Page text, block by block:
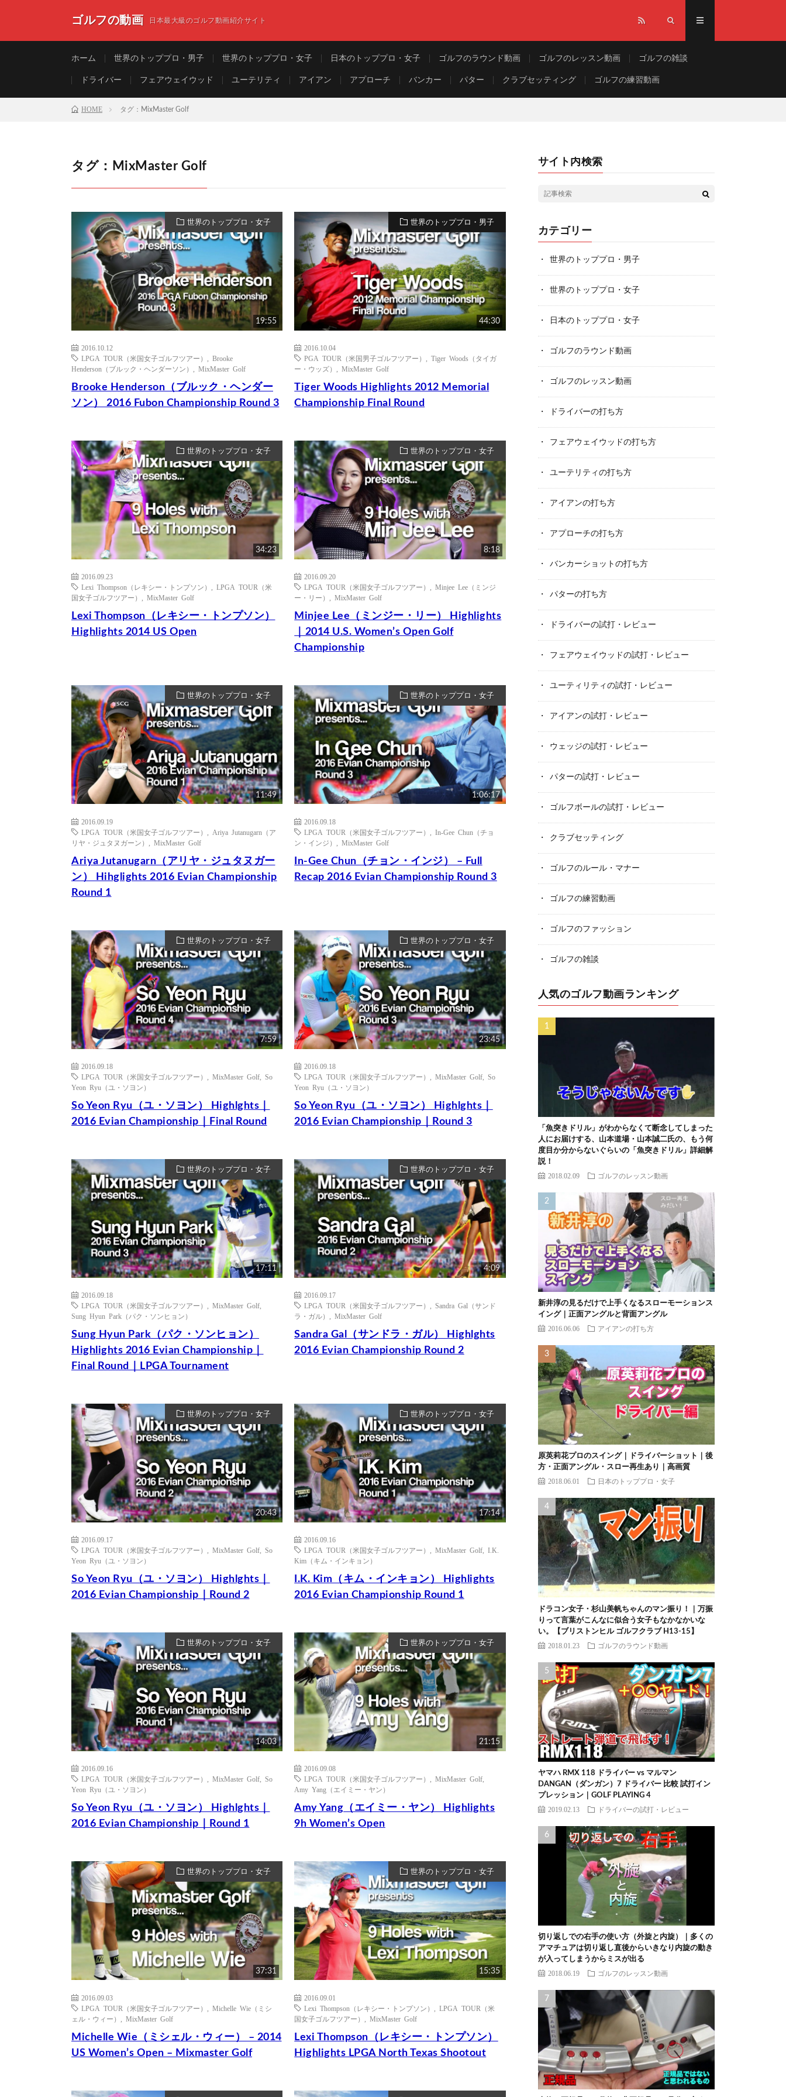
ゴルフの動画 日本最大級のゴルフ動画紹介サイト
ホーム 世界のトッププロ・男子 世界のトッププロ・女子 日本のトッププロ・女子 ゴルフのラウンド動画 ゴルフのレッスン動画 ゴルフの雑談
ドライバー フェアウェイウッド ユーテリティ アイアン アプローチ バンカー パター クラブセッティング ゴルフの練習動画
HOME タグ：MixMaster Golf
タグ：MixMaster Golf
世界のトッププロ・女子
19:55
2016.10.12
LPGA TOUR（米国女子ゴルフツアー）
Brooke
Henderson（ブルック・ヘンダーソン）
MixMaster Golf
Brooke Henderson（ブルック・ヘンダー
ソン） 2016 Fubon Championship Round 3
世界のトッププロ・男子
44:30
2016.10.04
PGA TOUR（米国男子ゴルフツアー）
,Tiger Woods（タイガ
ー・ウッズ）
,MixMaster Golf
Tiger Woods Highlights 2012 Memorial
Championship Final Round
世界のトッププロ・女子
34:23
2016.09.23
Lexi Thompson（レキシー・トンプソン）
LPGA TOUR（米
国女子ゴルフツアー）
MixMaster Golf
Lexi Thompson（レキシー・トンプソン）
Highlights 2014 US Open
世界のトッププロ・女子
8:18
2016.09.20
LPGA TOUR（米国女子ゴルフツアー）
,Minjee Lee（ミンジ
ー・リー）
,MixMaster Golf
Minjee Lee（ミンジー・リー） Highlights
｜2014 U.S. Women’s Open Golf
Championship
世界のトッププロ・女子
11:49
2016.09.19
LPGA TOUR（米国女子ゴルフツアー）
Ariya Jutanugarn（ア
リヤ・ジュタヌガーン）
MixMaster Golf
Ariya Jutanugarn（アリヤ・ジュタヌガー
ン） Hihglights 2016 Evian Championship
Round 1
世界のトッププロ・女子
1:06:17
2016.09.18
LPGA TOUR（米国女子ゴルフツアー）
,In-Gee Chun（チョ
ン・インジ）
,MixMaster Golf
In-Gee Chun（チョン・インジ） – Full
Recap 2016 Evian Championship Round 3
世界のトッププロ・女子
7:59
2016.09.18
LPGA TOUR（米国女子ゴルフツアー）
MixMaster Golf
So
Yeon Ryu（ユ・ソヨン）
So Yeon Ryu（ユ・ソヨン） Highlghts｜
2016 Evian Championship｜Final Round
世界のトッププロ・女子
23:45
2016.09.18
LPGA TOUR（米国女子ゴルフツアー）
,MixMaster Golf
So
Yeon Ryu（ユ・ソヨン）
So Yeon Ryu（ユ・ソヨン） Highlghts｜
2016 Evian Championship｜Round 3
世界のトッププロ・女子
17:11
2016.09.18
LPGA TOUR（米国女子ゴルフツアー）
MixMaster Golf
Sung Hyun Park（パク・ソンヒョン）
Sung Hyun Park（パク・ソンヒョン）
Highlights 2016 Evian Championship｜
Final Round｜LPGA Tournament
世界のトッププロ・女子
4:09
2016.09.17
LPGA TOUR（米国女子ゴルフツアー）
Sandra Gal（サンド
ラ・ガル）
,MixMaster Golf
Sandra Gal（サンドラ・ガル） Highlghts
2016 Evian Championship Round 2
世界のトッププロ・女子
20:43
2016.09.17
LPGA TOUR（米国女子ゴルフツアー）
MixMaster Golf
So
Yeon Ryu（ユ・ソヨン）
So Yeon Ryu（ユ・ソヨン） Highlghts｜
2016 Evian Championship｜Round 2
世界のトッププロ・女子
17:14
2016.09.16
LPGA TOUR（米国女子ゴルフツアー）
,MixMaster Golf ,I.K.
Kim（キム・インキョン）
I.K. Kim（キム・インキョン） Highlights
2016 Evian Championship Round 1
世界のトッププロ・女子
14:03
2016.09.16
LPGA TOUR（米国女子ゴルフツアー）
MixMaster Golf
So
Yeon Ryu（ユ・ソヨン）
So Yeon Ryu（ユ・ソヨン） Highlghts｜
2016 Evian Championship｜Round 1
世界のトッププロ・女子
21:15
2016.09.08
LPGA TOUR（米国女子ゴルフツアー）
,MixMaster Golf
Amy Yang（エイミー・ヤン）
Amy Yang（エイミー・ヤン） Highlights
9h Women’s Open
世界のトッププロ・女子
37:31
2016.09.03
LPGA TOUR（米国女子ゴルフツアー）
Michelle Wie（ミシ
ェル・ウィー）
MixMaster Golf
Michelle Wie（ミシェル・ウィー） – 2014
US Women’s Open – Mixmaster Golf
世界のトッププロ・女子
15:35
2016.09.01
Lexi Thompson（レキシー・トンプソン）
,LPGA TOUR（米
国女子ゴルフツアー）
,MixMaster Golf
Lexi Thompson（レキシー・トンプソン）
Highlights LPGA North Texas Shootout
サイト内検索
カテゴリー
世界のトッププロ・男子
世界のトッププロ・女子
日本のトッププロ・女子
ゴルフのラウンド動画
ゴルフのレッスン動画
ドライバーの打ち方
フェアウェイウッドの打ち方
ユーテリティの打ち方
アイアンの打ち方
アプローチの打ち方
バンカーショットの打ち方
パターの打ち方
ドライバーの試打・レビュー
フェアウェイウッドの試打・レビュー
ユーティリティの試打・レビュー
アイアンの試打・レビュー
ウェッジの試打・レビュー
パターの試打・レビュー
ゴルフボールの試打・レビュー
クラブセッティング
ゴルフのルール・マナー
ゴルフの練習動画
ゴルフのファッション
ゴルフの雑談
人気のゴルフ動画ランキング
「魚突きドリル」がわからなくて断念してしまった
人にお届けする、山本道場・山本誠二氏の、もう何
度目か分からないぐらいの「魚突きドリル」詳細解
説！
2018.02.09 ゴルフのレッスン動画
新井淳の見るだけで上手くなるスローモーションス
イング｜正面アングルと背面アングル
2016.06.06 アイアンの打ち方
原英莉花プロのスイング｜ドライバーショット｜後
方・正面アングル・スロー再生あり｜高画質
2018.06.01 日本のトッププロ・女子
ドラコン女子・杉山美帆ちゃんのマン振り！｜万振
りって言葉がこんなに似合う女子もなかなかいな
い。【ブリストンヒル ゴルフクラブ H13-15】
2018.01.23 ゴルフのラウンド動画
ヤマハ RMX 118 ドライバー vs マルマン
DANGAN（ダンガン）7 ドライバー 比較 試打イン
プレッション｜GOLF PLAYING 4
2019.02.13 ドライバーの試打・レビュー
切り返しでの右手の使い方（外旋と内旋）｜多くの
アマチュアは切り返し直後からいきなり内旋の動き
が入ってしまうからミスが出る
2018.06.19 ゴルフのレッスン動画